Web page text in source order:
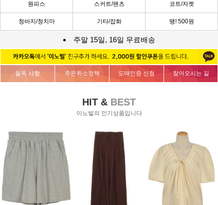
원피스 스커트/팬츠 코트/자켓
청바지/청치마 기타/잡화 땡! 500원
주말 15일, 16일 무료배송
필독 사항 주문취소정책 도매인증 신청 찾아오시는 길
HIT & BEST
이노빌의 인기상품입니다